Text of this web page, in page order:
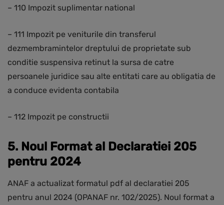
– 110 Impozit suplimentar national
– 111 Impozit pe veniturile din transferul
dezmembramintelor dreptului de proprietate sub
conditie suspensiva retinut la sursa de catre
persoanele juridice sau alte entitati care au obligatia de
a conduce evidenta contabila
– 112 Impozit pe constructii
5. Noul Format al Declaratiei 205
pentru 2024
ANAF a actualizat formatul pdf al declaratiei 205
pentru anul 2024 (OPANAF nr. 102/2025). Noul format a